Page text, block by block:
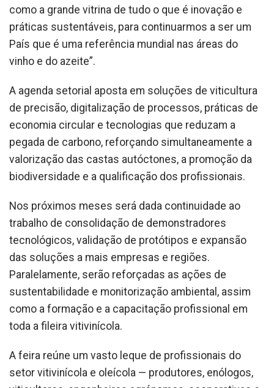
como a grande vitrina de tudo o que é inovação e
práticas sustentáveis, para continuarmos a ser um
País que é uma referência mundial nas áreas do
vinho e do azeite”.
A agenda setorial aposta em soluções de viticultura
de precisão, digitalização de processos, práticas de
economia circular e tecnologias que reduzam a
pegada de carbono, reforçando simultaneamente a
valorização das castas autóctones, a promoção da
biodiversidade e a qualificação dos profissionais.
Nos próximos meses será dada continuidade ao
trabalho de consolidação de demonstradores
tecnológicos, validação de protótipos e expansão
das soluções a mais empresas e regiões.
Paralelamente, serão reforçadas as ações de
sustentabilidade e monitorização ambiental, assim
como a formação e a capacitação profissional em
toda a fileira vitivinícola.
A feira reúne um vasto leque de profissionais do
setor vitivinícola e oleícola — produtores, enólogos,